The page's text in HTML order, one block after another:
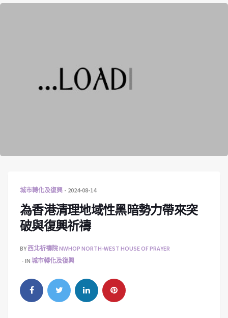
城市轉化及復興 2024-08-14
為香港清理地域性黑暗勢力帶來突
破與復興祈禱
BY西北祈禱院 NWHOP NORTH-WEST HOUSE OF PRAYER
IN 城市轉化及復興